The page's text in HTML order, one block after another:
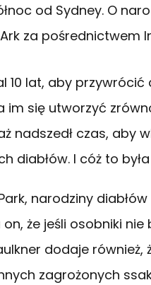
od Sydney. O
za pośrednictwem
10 lat, aby przywrócić
im się utworzyć
nadszedł czas, aby
diabłów. I cóż to
narodziny
że jeśli osobniki nie
dodaje również,
zagrożonych